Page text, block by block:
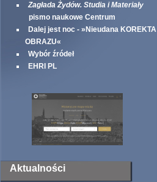
Zagłada Żydów. Studia i Materiały
pismo naukowe Centrum
Dalej jest noc - »Nieudana KOREKTA
OBRAZU«
Wybór źródeł
EHRI PL
Aktualności